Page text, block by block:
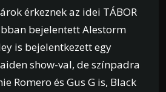
érkeznek az idei TÁBOR
bejelentett Alestorm
is bejelentkezett egy
show-val, de színpadra
Romero és Gus G is, Black